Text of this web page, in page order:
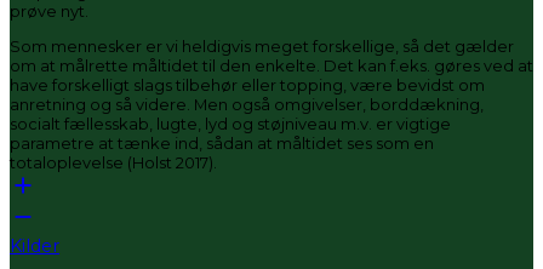
prøve nyt.
Som mennesker er vi heldigvis meget forskellige, så det gælder
om at målrette måltidet til den enkelte. Det kan f.eks. gøres ved at
have forskelligt slags tilbehør eller topping, være bevidst om
anretning og så videre. Men også omgivelser, borddækning,
socialt fællesskab, lugte, lyd og støjniveau m.v. er vigtige
parametre at tænke ind, sådan at måltidet ses som en
totaloplevelse (Holst 2017).
Kilder